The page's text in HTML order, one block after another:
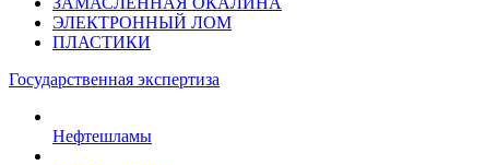
ЭЛЕКТРОННЫЙ ЛОМ
ПЛАСТИКИ
Государственная экспертиза
Нефтешламы